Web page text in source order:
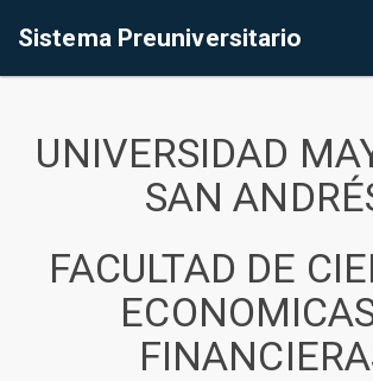
Sistema Preuniversitario
UNIVERSIDAD
SAN
FACULTAD DE